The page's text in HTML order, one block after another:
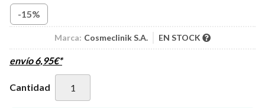
-15%
Marca: Cosmeclinik S.A. EN STOCK
envío6,95€*
Cantidad